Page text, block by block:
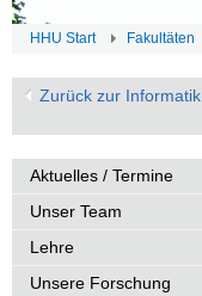
HHU Start Fakultäten
Zurück zur Informatik
Aktuelles / Termine
Unser Team
Lehre
Unsere Forschung